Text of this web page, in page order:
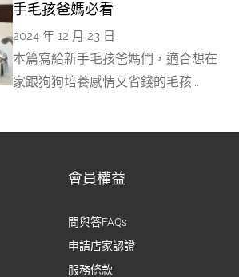
手毛孩爸媽必看
2024 年 12 月 23 日
本篇寫給新手毛孩爸媽們，適合想在
家跟狗狗培養感情又省錢的毛孩...
會員權益
問與答FAQs
申請店家認證
服務條款